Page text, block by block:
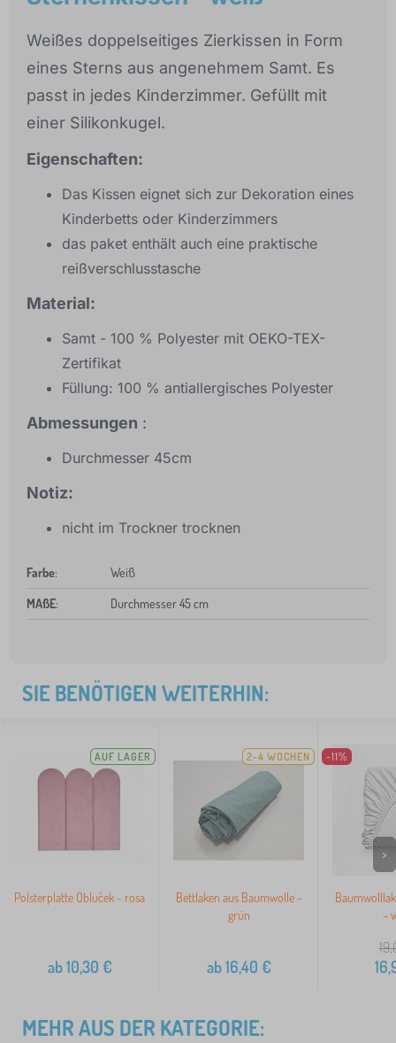
Weißes doppelseitiges Zierkissen in Form
eines Sterns aus angenehmem Samt. Es
passt in jedes Kinderzimmer. Gefüllt mit
einer Silikonkugel.
Eigenschaften:
Das Kissen eignet sich zur Dekoration eines
Kinderbetts oder Kinderzimmers
das paket enthält auch eine praktische
reißverschlusstasche
Material:
Samt - 100 % Polyester mit OEKO-TEX-
Zertifikat
Füllung: 100 % antiallergisches Polyester
Abmessungen :
Durchmesser 45cm
Notiz:
nicht im Trockner trocknen
Farbe: Weiß
MAßE: Durchmesser 45 cm
SIE BENÖTIGEN WEITERHIN:
AUF LAGER
Polsterplatte Obluček - rosa
ab10,30 €
2-4 WOCHEN
Bettlaken aus Baumwolle -
grün
ab16,40 €
-11%
–
>
MEHR AUS DER KATEGORIE: